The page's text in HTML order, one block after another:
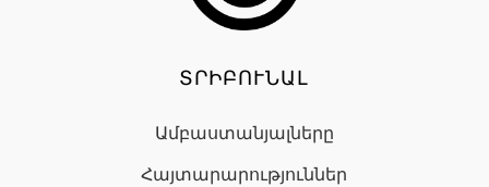
ՏՐԻԲՈՒՆԱԼ
Ամբաստանյալները
Հայտարարություններ